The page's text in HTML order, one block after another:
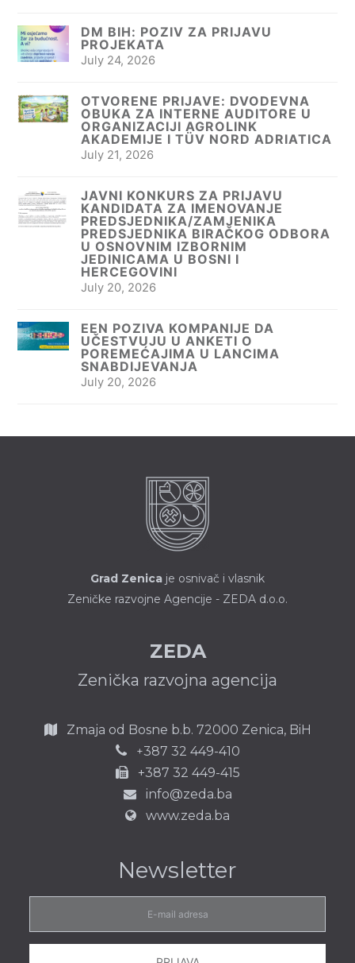
DM BIH: POZIV ZA PRIJAVU
PROJEKATA
July 24, 2026
OTVORENE PRIJAVE: DVODEVNA
OBUKA ZA INTERNE AUDITORE U
ORGANIZACIJI AGROLINK
AKADEMIJE I TÜV NORD ADRIATICA
July 21, 2026
JAVNI KONKURS ZA PRIJAVU
KANDIDATA ZA IMENOVANJE
PREDSJEDNIKA/ZAMJENIKA
PREDSJEDNIKA BIRAČKOG ODBORA
U OSNOVNIM IZBORNIM
JEDINICAMA U BOSNI I
HERCEGOVINI
July 20, 2026
EEN POZIVA KOMPANIJE DA
UČESTVUJU U ANKETI O
POREMEĆAJIMA U LANCIMA
SNABDIJEVANJA
July 20, 2026
Grad Zenica je osnivač i vlasnik
Zeničke razvojne Agencije - ZEDA d.o.o.
ZEDA
Zenička razvojna agencija
Zmaja od Bosne b.b. 72000 Zenica, BiH
+387 32 449-410
+387 32 449-415
info@zeda.ba
www.zeda.ba
Newsletter
mail
adresa